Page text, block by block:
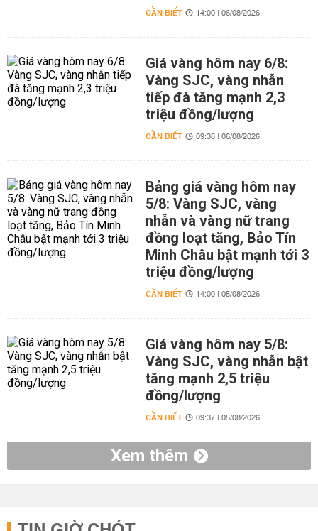
CẦN BIẾT 14:00 | 06/08/2026
Giá vàng hôm nay 6/8:
Vàng SJC, vàng nhẫn
tiếp đà tăng mạnh 2,3
triệu đồng/lượng
CẦN BIẾT 09:38 | 06/08/2026
Bảng giá vàng hôm nay
5/8: Vàng SJC, vàng
nhẫn và vàng nữ trang
đồng loạt tăng, Bảo Tín
Minh Châu bật mạnh tới 3
triệu đồng/lượng
CẦN BIẾT 14:00 | 05/08/2026
Giá vàng hôm nay 5/8:
Vàng SJC, vàng nhẫn bật
tăng mạnh 2,5 triệu
đồng/lượng
CẦN BIẾT 09:37 | 05/08/2026
Xem thêm